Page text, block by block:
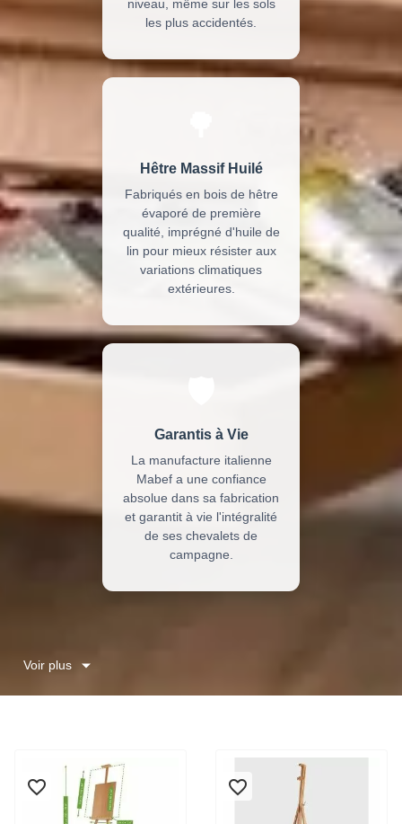
niveau, même sur les sols
les plus accidentés.
Hêtre Massif Huilé
Fabriqués en bois de hêtre
évaporé de première
qualité, imprégné d'huile de
lin pour mieux résister aux
variations climatiques
extérieures.
Garantis à Vie
La manufacture italienne
Mabef a une confiance
absolue dans sa fabrication
et garantit à vie l'intégralité
de ses chevalets de
campagne.
Voir plus
favorite_border favorite_border